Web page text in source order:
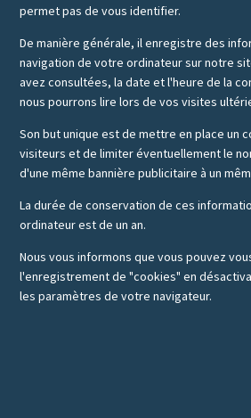
permet pas de vous identifier.
De manière générale, il enregistre des
navigation de votre ordinateur sur notre
avez consultées, la date et l'heure de la
nous pourrons lire lors de vos visites
Son but unique est de mettre en place un
visiteurs et de limiter éventuellement le
d'une même bannière publicitaire à un
La durée de conservation de ces
ordinateur est de un an.
Nous vous informons que vous pouvez
l'enregistrement de "cookies" en
les paramètres de votre navigateur.